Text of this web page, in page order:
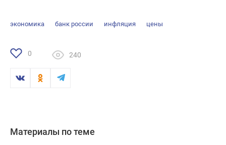
экономика банк россии инфляция цены
0 240
Материалы по теме